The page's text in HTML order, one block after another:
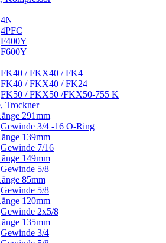
4N
4PFC
F400Y
F600Y
FK40 / FKX40 / FK4
FK40 / FKX40 / FK24
FK50 / FKX50 /FKX50-755 K
Trockner
291mm
Gewinde 3/4 -16 O-Ring
139mm
Gewinde 7/16
149mm
Gewinde 5/8
85mm
Gewinde 5/8
120mm
Gewinde 2x5/8
135mm
Gewinde 3/4